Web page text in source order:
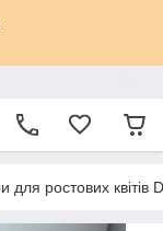
для ростових квітів